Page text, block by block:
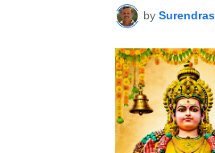
by